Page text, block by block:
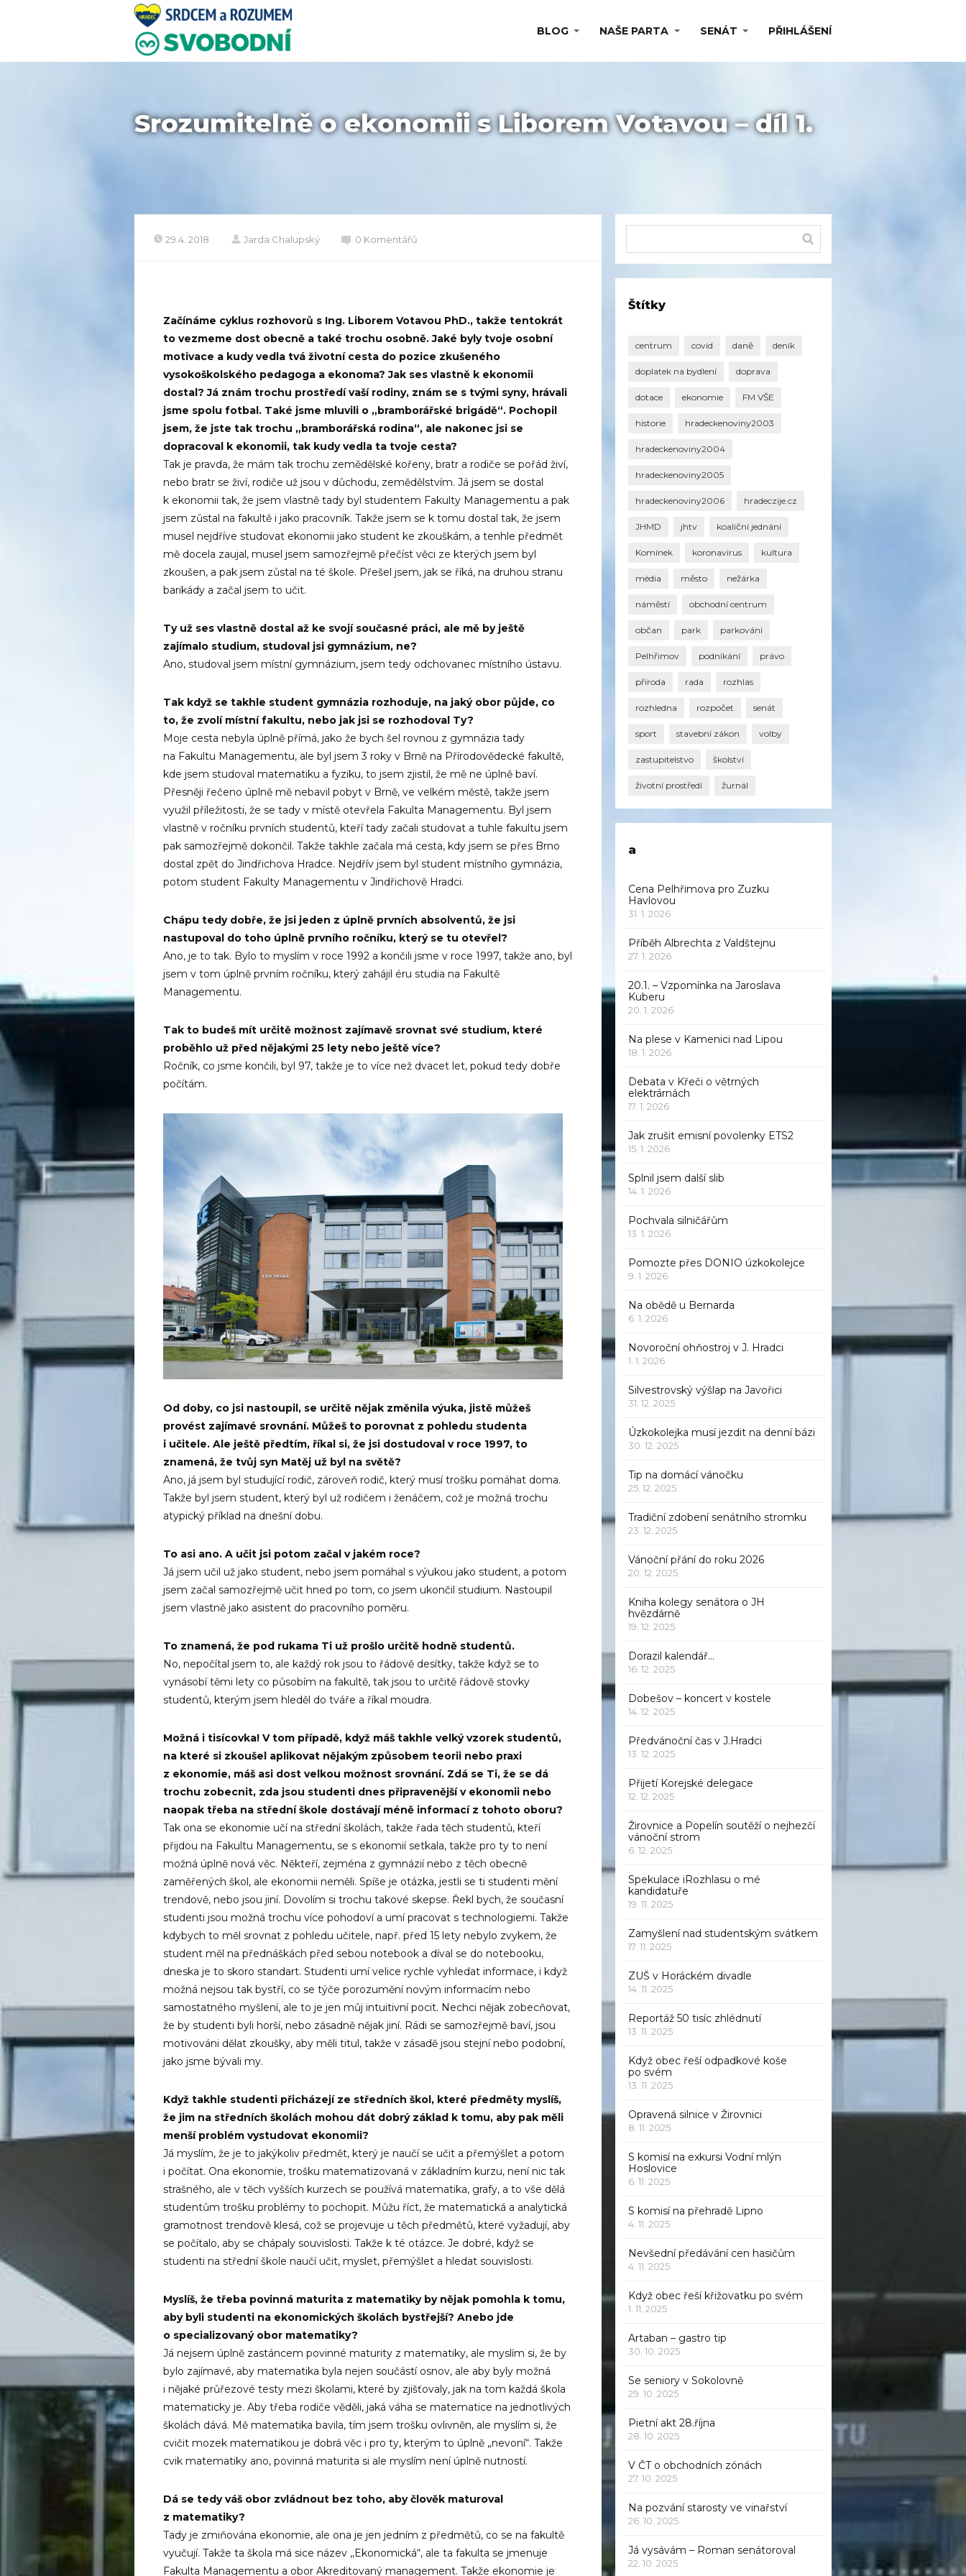
BLOG NAŠE PARTA SENÁT PŘIHLÁŠENÍ
Srozumitelně o ekonomii s Liborem Votavou – díl 1.
29.4. 2018 Jarda Chalupský 0 Komentářů
Začínáme cyklus rozhovorů s Ing. Liborem Votavou PhD., takže tentokrát
to vezmeme dost obecně a také trochu osobně. Jaké byly tvoje osobní
motivace a kudy vedla tvá životní cesta do pozice zkušeného
vysokoškolského pedagoga a ekonoma?Jak ses vlastně k ekonomii
dostal? Já znám trochu prostředí vaší rodiny, znám se s tvými syny, hrávali
jsme spolu fotbal. Také jsme mluvili o „bramborářské brigádě“. Pochopil
jsem, že jste tak trochu „bramborářská rodina“, ale nakonec jsi se
dopracoval k ekonomii, tak kudy vedla ta tvoje cesta?
Tak je pravda, že mám tak trochu zemědělské kořeny, bratr a rodiče se pořád živí,
nebo bratr se živí, rodiče už jsou v důchodu, zemědělstvím. Já jsem se dostal
k ekonomii tak, že jsem vlastně tady byl studentem Fakulty Managementu a pak
jsem zůstal na fakultě i jako pracovník. Takže jsem se k tomu dostal tak, že jsem
musel nejdříve studovat ekonomii jako student ke zkouškám, a tenhle předmět
mě docela zaujal, musel jsem samozřejmě přečíst věci ze kterých jsem byl
zkoušen, a pak jsem zůstal na té škole. Přešel jsem, jak se říká, na druhou stranu
barikády a začal jsem to učit.
Ty už ses vlastně dostal až ke svojí současné práci, ale mě by ještě
zajímalo studium, studoval jsi gymnázium, ne?
Ano, studoval jsem místní gymnázium, jsem tedy odchovanec místního ústavu.
Tak když se takhle student gymnázia rozhoduje, na jaký obor půjde, co
to, že zvolí místní fakultu, nebo jak jsi se rozhodoval Ty?
Moje cesta nebyla úplně přímá, jako že bych šel rovnou z gymnázia tady
na Fakultu Managementu, ale byl jsem 3 roky v Brně na Přírodovědecké fakultě,
kde jsem studoval matematiku a fyziku, to jsem zjistil, že mě ne úplně baví.
Přesněji řečeno úplně mě nebavil pobyt v Brně, ve velkém městě, takže jsem
využil příležitosti, že se tady v místě otevřela Fakulta Managementu. Byl jsem
vlastně v ročníku prvních studentů, kteří tady začali studovat a tuhle fakultu jsem
pak samozřejmě dokončil. Takže takhle začala má cesta, kdy jsem se přes Brno
dostal zpět do Jindřichova Hradce. Nejdřív jsem byl student místního gymnázia,
potom student Fakulty Managementu v Jindřichově Hradci.
Chápu tedy dobře, že jsi jeden z úplně prvních absolventů, že jsi
nastupoval do toho úplně prvního ročníku, který se tu otevřel?
Ano, je to tak. Bylo to myslím v roce 1992 a končili jsme v roce 1997, takže ano, byl
jsem v tom úplně prvním ročníku, který zahájil éru studia na Fakultě
Managementu.
Tak to budeš mít určitě možnost zajímavě srovnat své studium, které
proběhlo už před nějakými 25 lety nebo ještě více?
Ročník, co jsme končili, byl 97, takže je to více než dvacet let, pokud tedy dobře
počítám.
Od doby, co jsi nastoupil, se určitě nějak změnila výuka, jistě můžeš
provést zajímavé srovnání. Můžeš to porovnat z pohledu studenta
i učitele. Ale ještě předtím, říkal si, že jsi dostudoval v roce 1997, to
znamená, že tvůj syn Matěj už byl na světě?
Ano, já jsem byl studující rodič, zároveň rodič, který musí trošku pomáhat doma.
Takže byl jsem student, který byl už rodičem i ženáčem, což je možná trochu
atypický příklad na dnešní dobu.
To asi ano. A učit jsi potom začal v jakém roce?
Já jsem učil už jako student, nebo jsem pomáhal s výukou jako student, a potom
jsem začal samozřejmě učit hned po tom, co jsem ukončil studium. Nastoupil
jsem vlastně jako asistent do pracovního poměru.
To znamená, že pod rukama Ti už prošlo určitě hodně studentů.
No, nepočítal jsem to, ale každý rok jsou to řádově desítky, takže když se to
vynásobí těmi lety co působím na fakultě, tak jsou to určitě řádově stovky
studentů, kterým jsem hleděl do tváře a říkal moudra.
Možná i tisícovka! V tom případě, když máš takhle velký vzorek studentů,
na které si zkoušel aplikovat nějakým způsobem teorii nebo praxi
z ekonomie, máš asi dost velkou možnost srovnání. Zdá se Ti, že se dá
trochu zobecnit, zda jsou studenti dnes připravenější v ekonomii nebo
naopak třeba na střední škole dostávají méně informací z tohoto oboru?
Tak ona se ekonomie učí na střední školách, takže řada těch studentů, kteří
přijdou na Fakultu Managementu, se s ekonomií setkala, takže pro ty to není
možná úplně nová věc. Někteří, zejména z gymnázií nebo z těch obecně
zaměřených škol, ale ekonomii neměli. Spíše je otázka, jestli se ti studenti mění
trendově, nebo jsou jiní. Dovolím si trochu takové skepse. Řekl bych, že současní
studenti jsou možná trochu více pohodoví a umí pracovat s technologiemi. Takže
kdybych to měl srovnat z pohledu učitele, např. před 15 lety nebylo zvykem, že
student měl na přednáškách před sebou notebook a díval se do notebooku,
dneska je to skoro standart. Studenti umí velice rychle vyhledat informace, i když
možná nejsou tak bystří, co se týče porozumění novým informacím nebo
samostatného myšlení, ale to je jen můj intuitivní pocit. Nechci nějak zobecňovat,
že by studenti byli horší, nebo zásadně nějak jiní. Rádi se samozřejmě baví, jsou
motivováni dělat zkoušky, aby měli titul, takže v zásadě jsou stejní nebo podobní,
jako jsme bývali my.
Když takhle studenti přicházejí ze středních škol, které předměty myslíš,
že jim na středních školách mohou dát dobrý základ k tomu, aby pak měli
menší problém vystudovat ekonomii?
Já myslím, že je to jakýkoliv předmět, který je naučí se učit a přemýšlet a potom
i počítat. Ona ekonomie, trošku matematizovaná v základním kurzu, není nic tak
strašného, ale v těch vyšších kurzech se používá matematika, grafy, a to vše dělá
studentům trošku problémy to pochopit. Můžu říct, že matematická a analytická
gramotnost trendově klesá, což se projevuje u těch předmětů, které vyžadují, aby
se počítalo, aby se chápaly souvislosti. Takže k té otázce. Je dobré, když se
studenti na střední škole naučí učit, myslet, přemýšlet a hledat souvislosti.
Myslíš, že třeba povinná maturita z matematiky by nějak pomohla k tomu,
aby byli studenti na ekonomických školách bystřejší? Anebo jde
o specializovaný obor matematiky?
Já nejsem úplně zastáncem povinné maturity z matematiky, ale myslím si, že by
bylo zajímavé, aby matematika byla nejen součástí osnov, ale aby byly možná
i nějaké průřezové testy mezi školami, které by zjišťovaly, jak na tom každá škola
matematicky je. Aby třeba rodiče věděli, jaká váha se matematice na jednotlivých
školách dává. Mě matematika bavila, tím jsem trošku ovlivněn, ale myslím si, že
cvičit mozek matematikou je dobrá věc i pro ty, kterým to úplně „nevoní“. Takže
cvik matematiky ano, povinná maturita si ale myslím není úplně nutností.
Dá se tedy váš obor zvládnout bez toho, aby člověk maturoval
z matematiky?
Tady je zmiňována ekonomie, ale ona je jen jedním z předmětů, co se na fakultě
vyučují. Takže ta škola má sice název ,,Ekonomická“, ale ta fakulta se jmenuje
Fakulta Managementu a obor Akreditovaný management. Takže ekonomie je
Štítky
centrum covid daně deník
doplatek na bydlení doprava
dotace ekonomie FM VŠE
historie hradeckenoviny2003
hradeckenoviny2004
hradeckenoviny2005
hradeckenoviny2006 hradeczije.cz
JHMD jhtv koaliční jednání
Komínek koronavirus kultura
média město nežárka
náměstí obchodní centrum
občan park parkování
Pelhřimov podnikání právo
příroda rada rozhlas
rozhledna rozpočet senát
sport stavební zákon volby
zastupitelstvo školství
životní prostředí žurnál
a
Cena Pelhřimova pro Zuzku
Havlovou
31. 1. 2026
Příběh Albrechta z Valdštejnu
27. 1. 2026
20.1. – Vzpomínka na Jaroslava
Kuberu
20. 1. 2026
Na plese v Kamenici nad Lipou
18. 1. 2026
Debata v Křeči o větrných
elektrárnách
17. 1. 2026
Jak zrušit emisní povolenky ETS2
15. 1. 2026
Splnil jsem další slib
14. 1. 2026
Pochvala silničářům
13. 1. 2026
Pomozte přes DONIO úzkokolejce
9. 1. 2026
Na obědě u Bernarda
6. 1. 2026
Novoroční ohňostroj v J. Hradci
1. 1. 2026
Silvestrovský výšlap na Javořici
31. 12. 2025
Úzkokolejka musí jezdit na denní bázi
30. 12. 2025
Tip na domácí vánočku
25. 12. 2025
Tradiční zdobení senátního stromku
23. 12. 2025
Vánoční přání do roku 2026
20. 12. 2025
Kniha kolegy senátora o JH
hvězdárně
19. 12. 2025
Dorazil kalendář…
16. 12. 2025
Dobešov – koncert v kostele
14. 12. 2025
Předvánoční čas v J.Hradci
13. 12. 2025
Přijetí Korejské delegace
12. 12. 2025
Žirovnice a Popelín soutěží o nejhezčí
vánoční strom
6. 12. 2025
Spekulace iRozhlasu o mé
kandidatuře
19. 11. 2025
Zamyšlení nad studentským svátkem
17. 11. 2025
ZUŠ v Horáckém divadle
14. 11. 2025
Reportáž 50 tisíc zhlédnutí
13. 11. 2025
Když obec řeší odpadkové koše
po svém
13. 11. 2025
Opravená silnice v Žirovnici
8. 11. 2025
S komisí na exkursi Vodní mlýn
Hoslovice
6. 11. 2025
S komisí na přehradě Lipno
4. 11. 2025
Nevšední předávání cen hasičům
4. 11. 2025
Když obec řeší křižovatku po svém
1. 11. 2025
Artaban – gastro tip
30. 10. 2025
Se seniory v Sokolovně
29. 10. 2025
Pietní akt 28.října
28. 10. 2025
V ČT o obchodních zónách
27. 10. 2025
Na pozvání starosty ve vinařství
26. 10. 2025
Já vysávám – Roman senátoroval
22. 10. 2025